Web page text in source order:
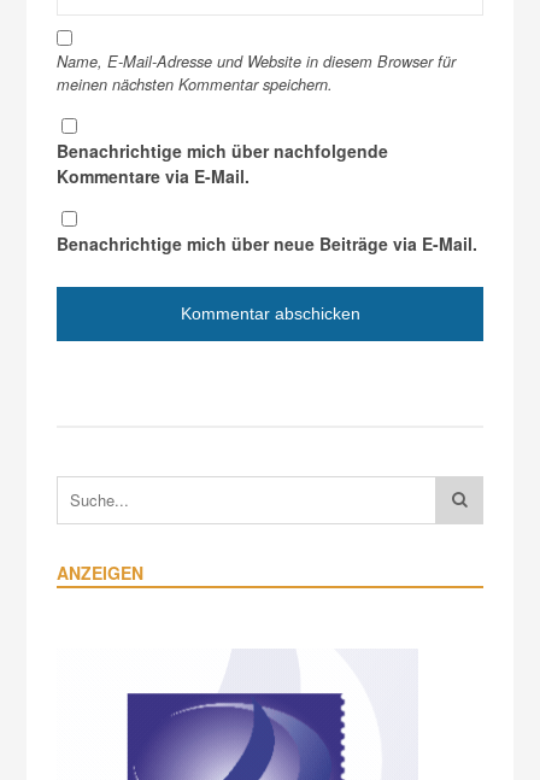
Name, E-Mail-Adresse und Website in diesem Browser für
meinen nächsten Kommentar speichern.
Benachrichtige mich über nachfolgende
Kommentare via E-Mail.
Benachrichtige mich über neue Beiträge via E-Mail.
ANZEIGEN